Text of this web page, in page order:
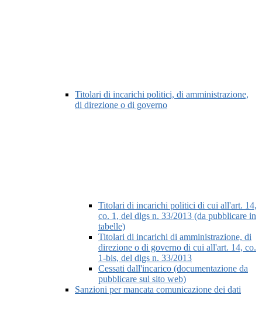
Titolari di incarichi politici, di amministrazione,
di direzione o di governo
Titolari di incarichi politici di cui all'art. 14,
co. 1, del dlgs n. 33/2013 (da pubblicare in
tabelle)
Titolari di incarichi di amministrazione, di
direzione o di governo di cui all'art. 14, co.
1-bis, del dlgs n. 33/2013
Cessati dall'incarico (documentazione da
pubblicare sul sito web)
Sanzioni per mancata comunicazione dei dati